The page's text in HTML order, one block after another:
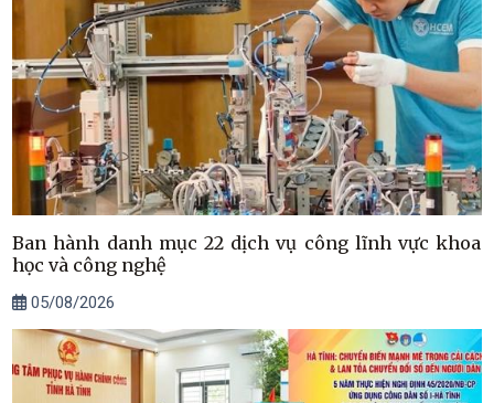
Ban hành danh mục 22 dịch vụ công lĩnh vực khoa
học và công nghệ
05/08/2026